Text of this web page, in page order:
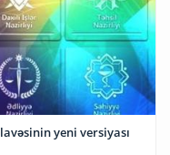
yeni versiyası